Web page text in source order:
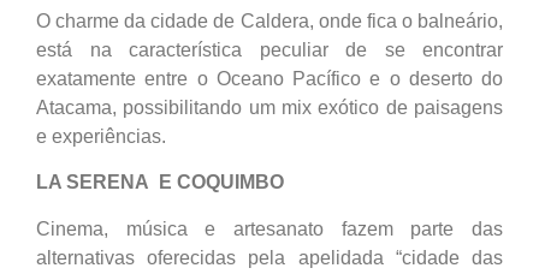
O charme da cidade de Caldera, onde fica o balneário,
está na característica peculiar de se encontrar
exatamente entre o Oceano Pacífico e o deserto do
Atacama, possibilitando um mix exótico de paisagens
e experiências.
LA SERENA E COQUIMBO
Cinema, música e artesanato fazem parte das
alternativas oferecidas pela apelidada “cidade das